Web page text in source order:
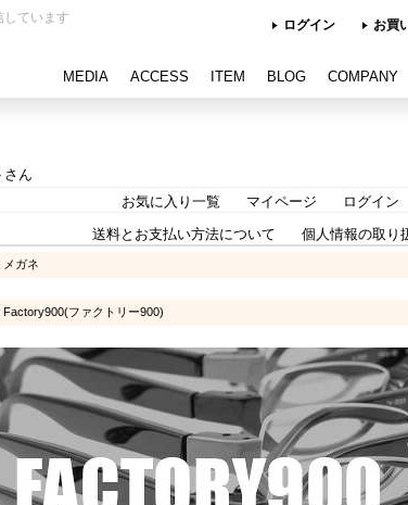
しています ログイン お買
MEDIA ACCESS ITEM BLOG COMPANY
ん
お気に入り一覧
マイページ ログイン
送料とお支払い方法について
個人情報の取り
メガネ
Factory900(ファクトリー900)